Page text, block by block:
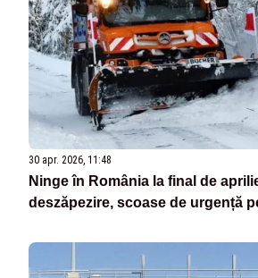
30 apr. 2026, 11:48
Ninge în România la final de
deszăpezire, scoase de urgență